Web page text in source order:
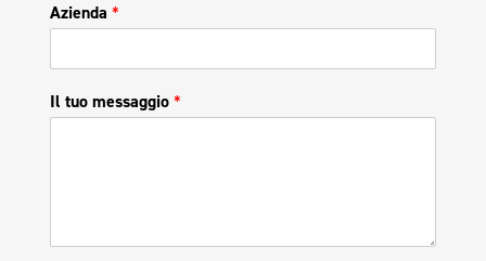
Azienda *
Il tuo messaggio*